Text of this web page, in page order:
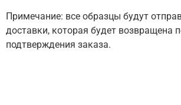
Примечание: все образцы будут
доставки, которая будет возвращена
подтверждения заказа.